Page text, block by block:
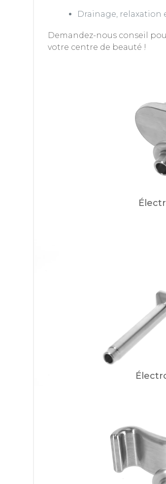
Drainage, relaxation
Demandez-nous conseil
votre centre de beauté !